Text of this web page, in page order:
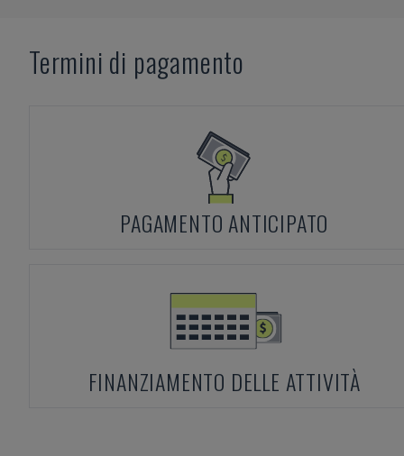
Termini di pagamento
PAGAMENTO ANTICIPATO
FINANZIAMENTO DELLE ATTIVITÀ